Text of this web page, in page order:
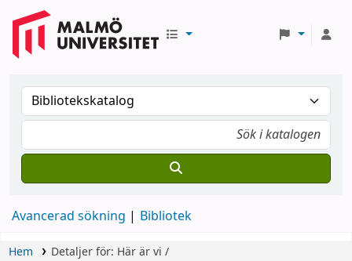
Avancerad sökning Bibliotek
Hem Detaljer för: Här är vi /